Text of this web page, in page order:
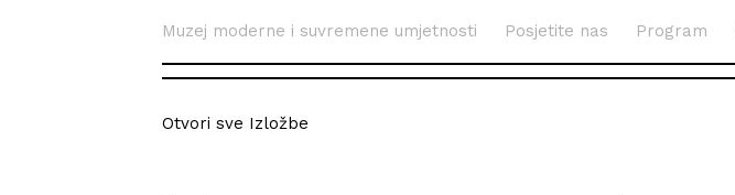
Muzej moderne i suvremene umjetnosti Posjetite nas Program
Otvori sve Izložbe